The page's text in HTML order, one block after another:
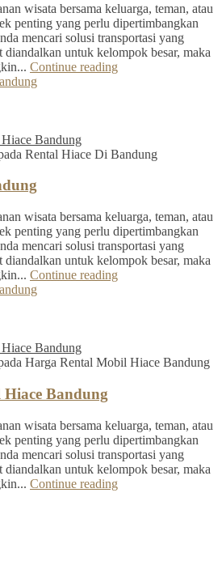
wisata bersama keluarga, teman, atau
penting yang perlu dipertimbangkan
mencari solusi transportasi yang
diandalkan untuk kelompok besar, maka
Continue reading
Hiace Bandung
Rental Hiace Di Bandung
wisata bersama keluarga, teman, atau
penting yang perlu dipertimbangkan
mencari solusi transportasi yang
diandalkan untuk kelompok besar, maka
Continue reading
Hiace Bandung
Harga Rental Mobil Hiace Bandung
Bandung
wisata bersama keluarga, teman, atau
penting yang perlu dipertimbangkan
mencari solusi transportasi yang
diandalkan untuk kelompok besar, maka
Continue reading